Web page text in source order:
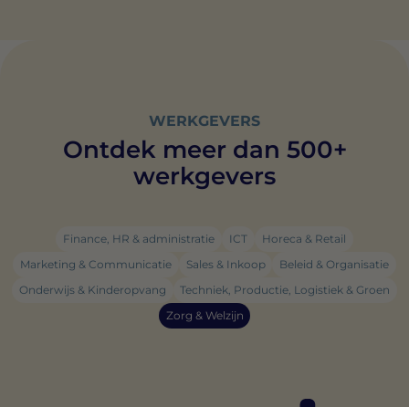
WERKGEVERS
Ontdek meer dan 500+
werkgevers
Finance, HR & administratie ICT
Horeca & Retail
Marketing & Communicatie
Sales & Inkoop
Beleid & Organisatie
Onderwijs & Kinderopvang
Techniek, Productie, Logistiek & Groen
Zorg & Welzijn